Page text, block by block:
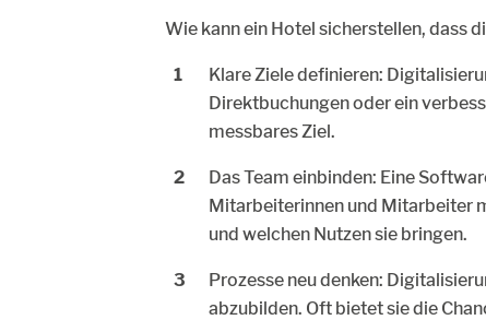
Wie kann ein Hotel sicherstellen, dass
Klare Ziele definieren:
Direktbuchungen oder ein
messbares Ziel.
Das Team einbinden: Eine
Mitarbeiterinnen und Mitarbeiter
und welchen Nutzen sie bringen.
Prozesse neu denken:
abzubilden. Oft bietet sie die